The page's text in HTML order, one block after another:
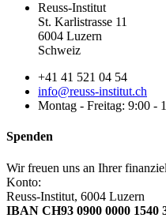
Reuss-Institut
St. Karlistrasse 11
6004 Luzern
Schweiz
+41 41 521 04 54
info@reuss-institut.ch
Montag - Freitag: 9:00 -
Spenden
Wir freuen uns an Ihrer
Konto:
Reuss-Institut, 6004 Luzern
IBAN CH93 0900 0000 1540